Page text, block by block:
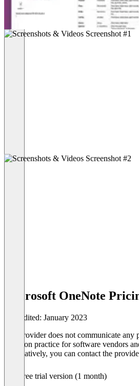
Microsoft OneNote
Last edited: January 2023
The provider does not communicate
common practice for software vendors
Alternatively, you can contact the
Free trial version (1 month)